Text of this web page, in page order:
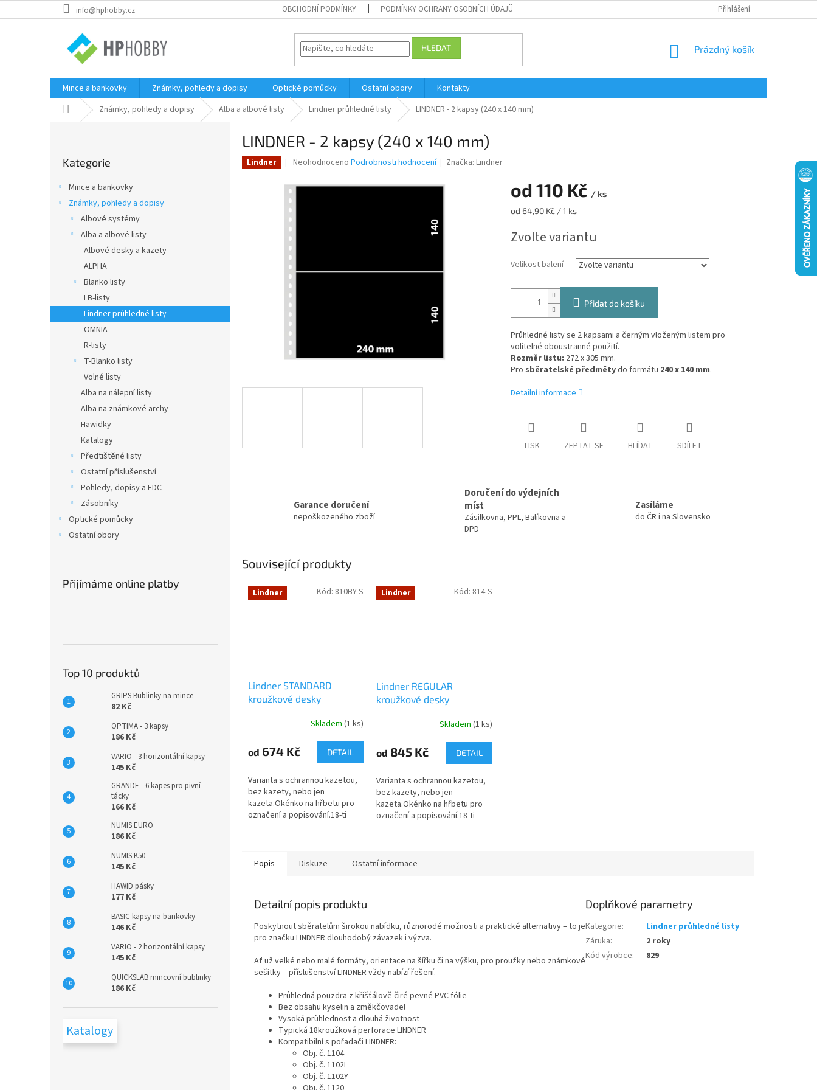
na
info@hphobby.cz OBCHODNÍ PODMÍNKY PODMÍNKY OCHRANY OSOBNÍCH ÚDAJŮ Přihlášení
HLEDAT
NÁKUPNÍ
Prázdný košík
Mince a bankovky Známky, pohledy a dopisy Optické pomůcky Ostatní obory
Kontakty
Domů Známky, pohledy a dopisy Alba a albové listy Lindner průhledné listy LINDNER - 2 kapsy (240 x 140 mm)
l
kategorie
Kategorie
Mince a bankovky
Známky, pohledy a dopisy
Albové systémy
Alba a albové listy
Albové desky a kazety
ALPHA
Blanko listy
LB-listy
Lindner průhledné listy
OMNIA
R-listy
T-Blanko listy
Volné listy
Alba na nálepní listy
Alba na známkové archy
Hawidky
Katalogy
Předtištěné listy
Ostatní příslušenství
Pohledy, dopisy a FDC
Zásobníky
Optické pomůcky
Ostatní obory
Přijímáme online platby
Top 10 produktů
GRIPS Bublinky na mince
82 Kč
OPTIMA - 3 kapsy
186 Kč
VARIO - 3 horizontální kapsy
145 Kč
GRANDE - 6 kapes pro pivní
tácky
166 Kč
NUMIS EURO
186 Kč
NUMIS K50
145 Kč
HAWID pásky
177 Kč
BASIC kapsy na bankovky
146 Kč
VARIO - 2 horizontální kapsy
145 Kč
QUICKSLAB mincovní bublinky
186 Kč
Katalogy
LINDNER - 2 kapsy (240 x 140 mm)
Lindner
Průměrné
produktu
Neohodnoceno Podrobnosti hodnocení Značka:Lindner
od 110 Kč / ks
Měrná
od 64,90 Kč / 1 ks
Zvolte variantu
Velikost balení
Přidat do košíku
Průhledné listy se 2 kapsami a černým vloženým listem pro
volitelné oboustranné použití.
Rozměr listu: 272 x 305 mm.
Pro sběratelské předmětydo formátu 240 x 140 mm.
Detailní informace
TISK ZEPTAT SE HLÍDAT SDÍLET
Garance doručení
nepoškozeného zboží
Doručení do výdejních
míst
Zásilkovna, PPL, Balíkovna a
DPD
Zasíláme
do ČR i na Slovensko
Související produkty
Lindner
Lindner STANDARD
kroužkové desky
Skladem (1 ks)
od 674 Kč DETAIL
Varianta s ochrannou kazetou,
bez kazety, nebo jen
kazeta.Okénko na hřbetu pro
označení a popisování.18-ti
Kód: 810BY-S Lindner
Lindner REGULAR
kroužkové desky
Skladem (1 ks)
od 845 Kč DETAIL
Varianta s ochrannou kazetou,
bez kazety, nebo jen
kazeta.Okénko na hřbetu pro
označení a popisování.18-ti
Kód: 814-S
Popis Diskuze Ostatní informace
Detailní popis produktu
Poskytnout sběratelům širokou nabídku, různorodé možnosti a praktické alternativy – to je
pro značku LINDNER dlouhodobý závazek i výzva.
Ať už velké nebo malé formáty, orientace na šířku či na výšku, pro proužky nebo známkové
sešitky – příslušenství LINDNER vždy nabízí řešení.
Průhledná pouzdra z křišťálově čiré pevné PVC fólie
Bez obsahu kyselin a změkčovadel
Vysoká průhlednost a dlouhá životnost
Typická 18kroužková perforace LINDNER
Kompatibilní s pořadači LINDNER:
Obj. č. 1104
Obj. č. 1102L
Obj. č. 1102Y
Doplňkové parametry
Kategorie:
Lindner průhledné listy
Záruka:
2 roky
Kód výrobce: 829